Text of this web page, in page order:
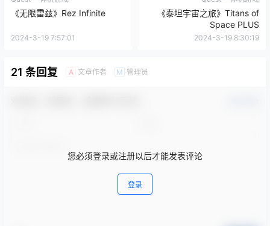
《无限雷兹》Rez Infinite
2024-3-19 7:57:01
《泰坦宇宙之旅》Titans of
Space PLUS
2024-3-19 8:30:19
21 条回复 A 文章作者 M 管理员
您必须登录或注册以后才能发表评论
登录